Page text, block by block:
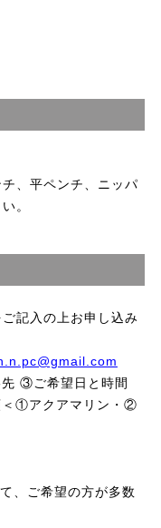
、平ペンチ、ニッパ
。
記入の上お申し込み
③ご希望日と時間
＜①アクアマリン・②
、ご希望の方が多数